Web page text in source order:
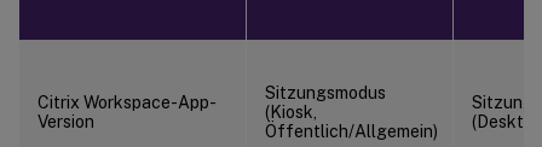
Citrix Workspace-App-
Version
Sitzungsmodus
(Kiosk,
Öffentlich/Allgemein)